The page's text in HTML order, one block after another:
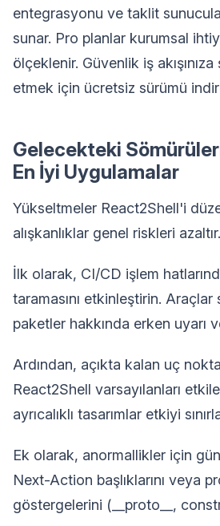
entegrasyonu ve taklit
sunar. Pro planlar kurumsal
ölçeklenir. Güvenlik iş
etmek için ücretsiz sürümü
Gelecekteki
En İyi Uygulamalar
Yükseltmeler React2Shell'i
alışkanlıklar genel riskleri azaltır.
İlk olarak, CI/CD işlem
taramasını etkinleştirin. Araçlar
paketler hakkında erken uyarı
Ardından, açıkta kalan uç
React2Shell varsayılanları
ayrıcalıklı tasarımlar etkiyi
Ek olarak, anormallikler için
Next-Action başlıklarını veya
göstergelerini (__proto__,